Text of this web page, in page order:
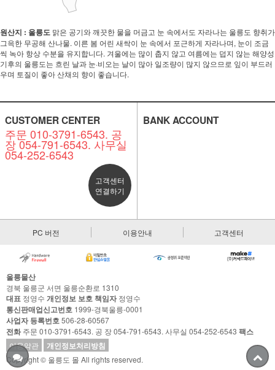
원산지 : 울릉도 맑은 공기와 깨끗한 물을 머금고 눈 속에서도 자라나는 울릉도 향취가
그윽한 무공해 산나물. 이른 봄 어린 새싹이 눈 속에서 포근하게 자라나며, 눈이 조금
씩 녹아 항상 수분을 유지합니다. 겨울에는 많이 춥지 않고 여름에는 덥지 않는 해양성
기후의 울릉도는 흐린 날과 눈·비오는 날이 많아 일조량이 많지 않으므로 잎이 부드러
우며 토질이 좋아 산채의 향이 좋습니다.
CUSTOMER CENTER
주문 010-3791-6543. 공
장 054-791-6543. 사무실
054-252-6543
고객센터
연결하기
BANK ACCOUNT
PC 버전 이용안내 고객센터
울릉물산
경북 울릉군 서면 울릉순환로 1310
대표 정영수 개인정보 보호 책임자정영수
통신판매업신고번호 1999-경북울릉-0001
사업자 등록번호506-28-60567
전화주문 010-3791-6543. 공 장 054-791-6543. 사무실 054-252-6543 팩스
이용약관 개인정보처리방침
Copyright © 울릉도 몰 All rights reserved.